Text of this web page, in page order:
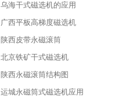
乌海干式磁选机的应用
广西平板高梯度磁选机
陕西皮带永磁滚筒
北京铁矿干式磁选机
陕西永磁滚筒结构图
运城永磁筒式磁选机应用